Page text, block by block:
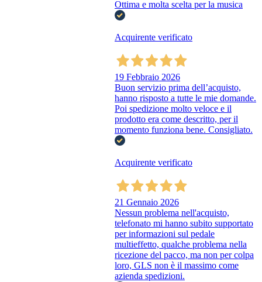
Ottima e molta scelta per la musica
Acquirente verificato
19 Febbraio 2026
Buon servizio prima dell’acquisto,
hanno risposto a tutte le mie domande.
Poi spedizione molto veloce e il
prodotto era come descritto, per il
momento funziona bene. Consigliato.
Acquirente verificato
21 Gennaio 2026
Nessun problema nell'acquisto,
telefonato mi hanno subito supportato
per informazioni sul pedale
multieffetto, qualche problema nella
ricezione del pacco, ma non per colpa
loro, GLS non è il massimo come
azienda spedizioni.